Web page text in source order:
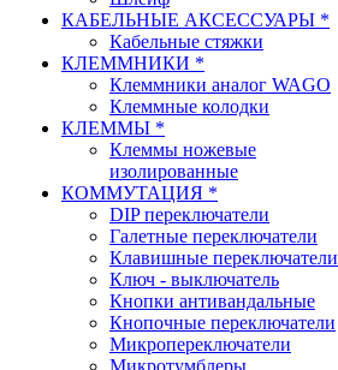
КАБЕЛЬНЫЕ АКСЕССУАРЫ *
Кабельные стяжки
КЛЕММНИКИ *
Клеммники аналог WAGO
Клеммные колодки
КЛЕММЫ *
Клеммы ножевые
изолированные
КОММУТАЦИЯ *
DIP переключатели
Галетные переключатели
Клавишные переключатели
Ключ - выключатель
Кнопки антивандальные
Кнопочные переключатели
Микропереключатели
Микротумблеры